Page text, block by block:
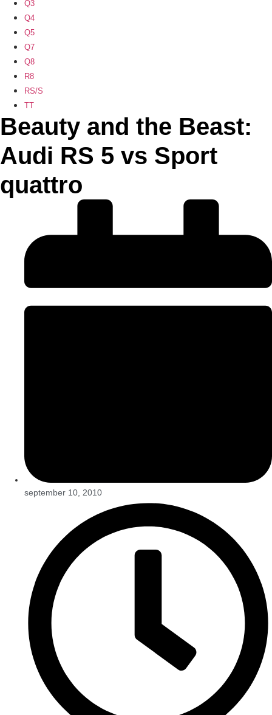
Q3
Q4
Q5
Q7
Q8
R8
RS/S
TT
Beauty and the Beast:
Audi RS 5 vs Sport
quattro
september 10, 2010